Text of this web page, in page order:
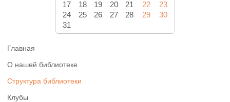
17
18 19 20 21 22
23
24
25 26 27 28 29
30
31
Главная
О нашей библиотеке
Структура библиотеки
Клубы